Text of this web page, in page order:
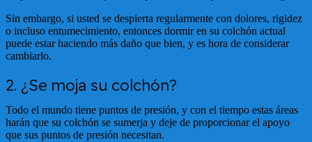
Sin embargo, si usted se despierta regularmente con dolores, rigidez
o incluso entumecimiento, entonces dormir en su colchón actual
puede estar haciendo más daño que bien, y es hora de considerar
cambiarlo.
2. ¿Se moja su colchón?
Todo el mundo tiene puntos de presión, y con el tiempo estas áreas
harán que su colchón se sumerja y deje de proporcionar el apoyo
que sus puntos de presión necesitan.